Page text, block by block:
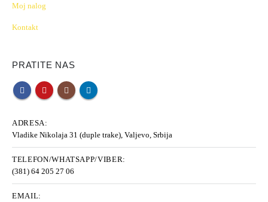
Moj nalog
Kontakt
PRATITE NAS
ADRESA:
Vladike Nikolaja 31 (duple trake), Valjevo, Srbija
TELEFON/WHATSAPP/VIBER:
(381) 64 205 27 06
EMAIL: